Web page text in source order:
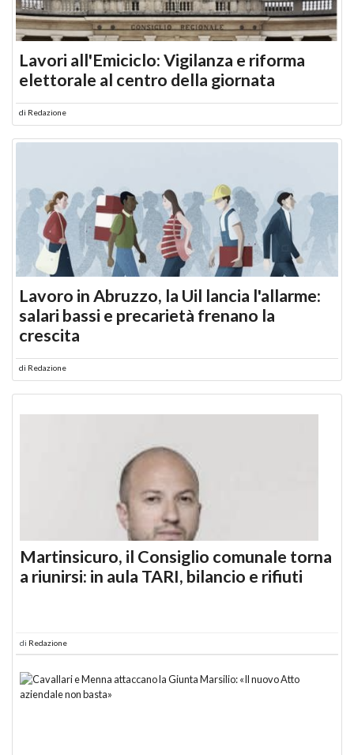
Lavori all'Emiciclo: Vigilanza e riforma
elettorale al centro della giornata
di Redazione
Lavoro in Abruzzo, la Uil lancia l'allarme:
salari bassi e precarietà frenano la
crescita
di Redazione
Martinsicuro, il Consiglio comunale torna
a riunirsi: in aula TARI, bilancio e rifiuti
di Redazione